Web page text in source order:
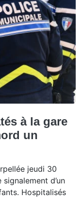
à la gare
un
jeudi 30
d’un
Hospitalisés